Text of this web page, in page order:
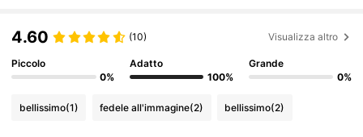
315K Follower
315K Follower
4.60 (10) Visualizza altro
Piccolo
0%
Adatto
100%
Grande
0%
bellissimo(1) fedele all'immagine(2) bellissimo(2)